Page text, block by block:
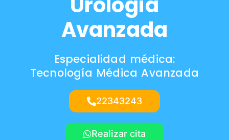
Avanzada
Especialidad médica:
Tecnología Médica Avanzada
22343243
Realizar cita